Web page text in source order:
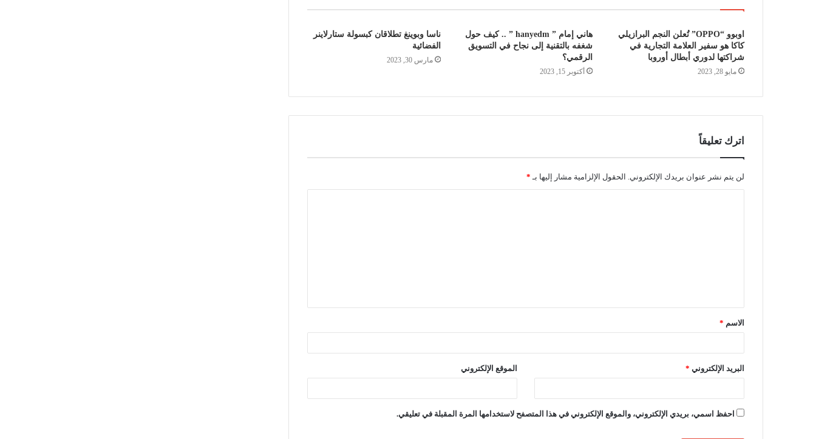
اوبوو “OPPO” تُعلن النجم البرازيلي
كاكا هو سفير العلامة التجارية في
شراكتها لدوري أبطال أوروبا
مايو 28, 2023
هاني إمام ” hanyedm ” .. كيف حول
شغفه بالتقنية إلى نجاح في التسويق
الرقمي؟
أكتوبر 15, 2023
ناسا وبوينغ تطلاقان كبسولة ستارلاينر
الفضائية
مارس 30, 2023
اترك تعليقاً
لن يتم نشر عنوان بريدك الإلكتروني. الحقول الإلزامية مشار إليها بـ *
ق
*
الاسم *
البريد الإلكتروني * الموقع الإلكتروني
احفظ اسمي، بريدي الإلكتروني، والموقع الإلكتروني في هذا المتصفح لاستخدامها المرة المقبلة في تعليقي.